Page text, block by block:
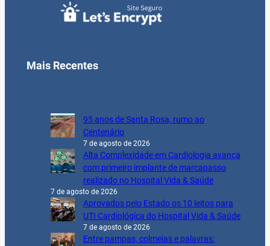
Mais Recentes
95 anos de Santa Rosa, rumo ao
Centenário
7 de agosto de 2026
Alta Complexidade em Cardiologia avança
com primeiro implante de marcapasso
realizado no Hospital Vida & Saúde
7 de agosto de 2026
Aprovados pelo Estado os 10 leitos para
UTI Cardiológica do Hospital Vida & Saúde
7 de agosto de 2026
Entre pampas, colmeias e palavras: